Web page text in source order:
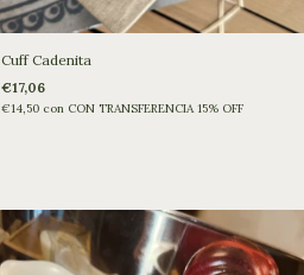
Cuff Cadenita
€17,06
€14,50 con CON TRANSFERENCIA 15% OFF